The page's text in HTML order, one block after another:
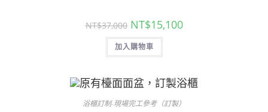
NT$37,000 原
始
價
格：
NT$37,000。
NT$15,100目
前
加入購物車
浴櫃訂制-現場完工參考（訂製）